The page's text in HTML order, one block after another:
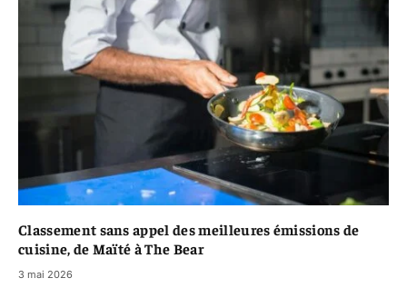
Classement sans appel des meilleures émissions de
cuisine, de Maïté à The Bear
3 mai 2026